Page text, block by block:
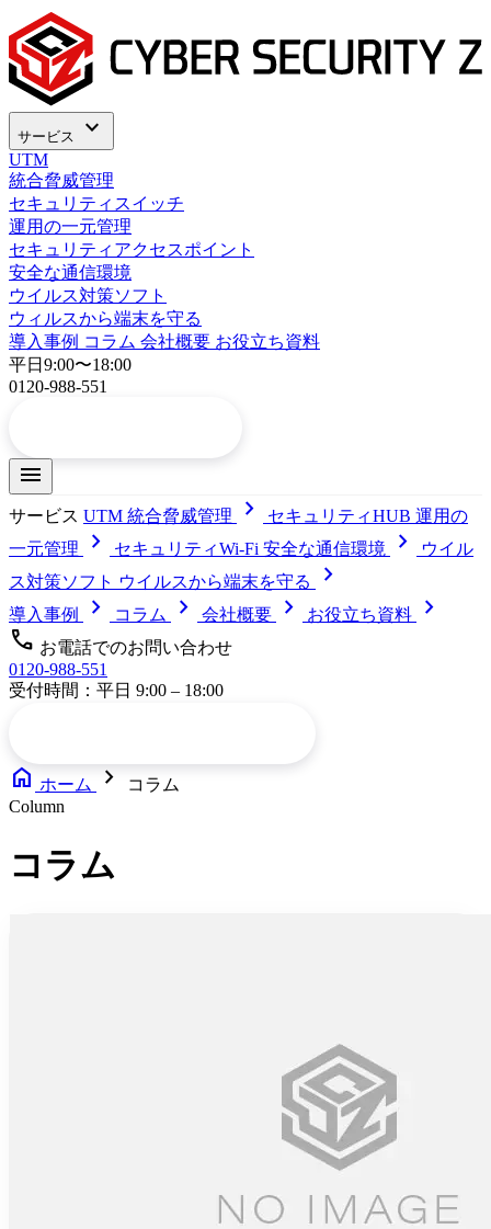
容
を
ス
キ
ッ
プ
サービス expand_more
UTM
統合脅威管理
セキュリティスイッチ
運用の一元管理
セキュリティアクセスポイント
安全な通信環境
ウイルス対策ソフト
ウィルスから端末を守る
導入事例 コラム 会社概要 お役立ち資料
平日9:00〜18:00
0120-988-551
menu
サービス UTM 統合脅威管理 chevron_right セキュリティHUB 運用の
一元管理
chevron_right セキュリティWi-Fi 安全な通信環境 chevron_right
ウイル
ス対策ソフト ウイルスから端末を守る chevron_right
導入事例 chevron_right コラム chevron_right 会社概要 chevron_right お役立ち資料
chevron_right
call お電話でのお問い合わせ
0120-988-551
受付時間：平日 9:00 – 18:00
home ホーム chevron_right
コラム
Column
コラム